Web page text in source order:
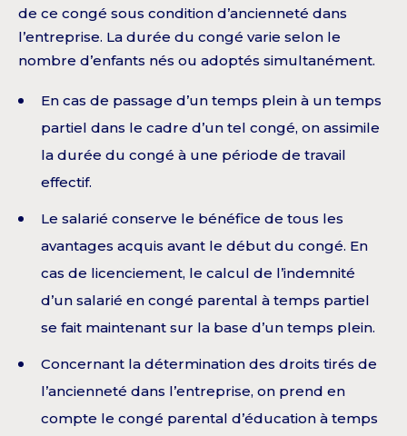
de ce congé sous condition d’ancienneté dans
l’entreprise. La durée du congé varie selon le
nombre d’enfants nés ou adoptés simultanément.
En cas de passage d’un temps plein à un temps
partiel dans le cadre d’un tel congé, on assimile
la durée du congé à une période de travail
effectif.
Le salarié conserve le bénéfice de tous les
avantages acquis avant le début du congé. En
cas de licenciement, le calcul de l’indemnité
d’un salarié en congé parental à temps partiel
se fait maintenant sur la base d’un temps plein.
Concernant la détermination des droits tirés de
l’ancienneté dans l’entreprise, on prend en
compte le congé parental d’éducation à temps